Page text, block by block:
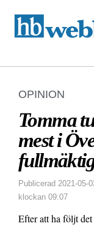
OPINION
Tomma
mest i
Publicerad 2021-05-
klockan 09:07
Efter att ha följt